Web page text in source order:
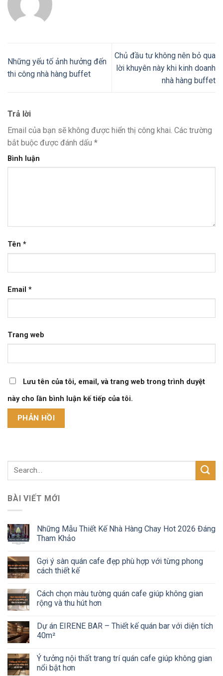
Những yếu tố ảnh hưởng đến
thi công nhà hàng buffet
Chủ đầu tư không nên bỏ qua
lời khuyên này khi kinh doanh
nhà hàng buffet
Trả lời
Email của bạn sẽ không được hiển thị công khai. Các trường
bắt buộc được đánh dấu *
Bình luận
Tên *
Email *
Trang web
Lưu tên của tôi, email, và trang web trong trình duyệt
này cho lần bình luận kế tiếp của tôi.
BÀI VIẾT MỚI
Những Mẫu Thiết Kế Nhà Hàng Chay Hot 2026 Đáng
Tham Khảo
Gợi ý sàn quán cafe đẹp phù hợp với từng phong
cách thiết kế
Cách chọn màu tường quán cafe giúp không gian
rộng và thu hút hơn
Dự án EIRENE BAR – Thiết kế quán bar với diện tích
40m²
Ý tưởng nội thất trang trí quán cafe giúp không gian
nổi bật hơn